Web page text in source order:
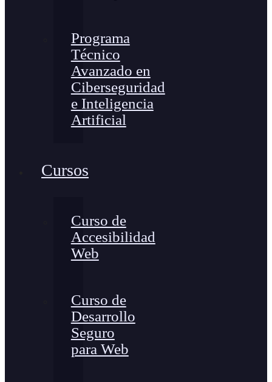
Programa
Técnico
Avanzado en
Ciberseguridad
e Inteligencia
Artificial
Cursos
Curso de
Accesibilidad
Web
Curso de
Desarrollo
Seguro
para Web